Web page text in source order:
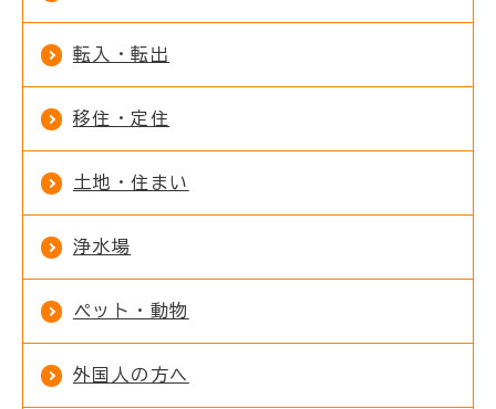
転入・転出
移住・定住
土地・住まい
浄水場
ペット・動物
外国人の方へ